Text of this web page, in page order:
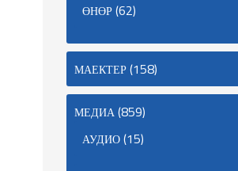
ӨНӨР(62)
МАЕКТЕР(158)
МЕДИА(859)
АУДИО(15)